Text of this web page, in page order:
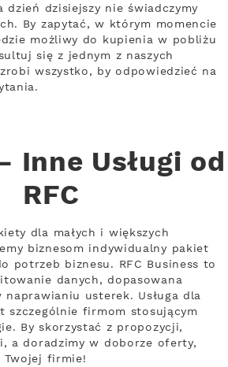
dzień dzisiejszy nie świadczymy
By zapytać, w którym momencie
możliwy do kupienia w pobliżu
się z jednym z naszych
wszystko, by odpowiedzieć na
Inne Usługi od
RFC
dla małych i większych
biznesom indywidualny pakiet
potrzeb biznesu. RFC Business to
danych, dopasowana
usterek. Usługa dla
szczególnie firmom stosującym
By skorzystać z propozycji,
a doradzimy w doborze oferty,
firmie!